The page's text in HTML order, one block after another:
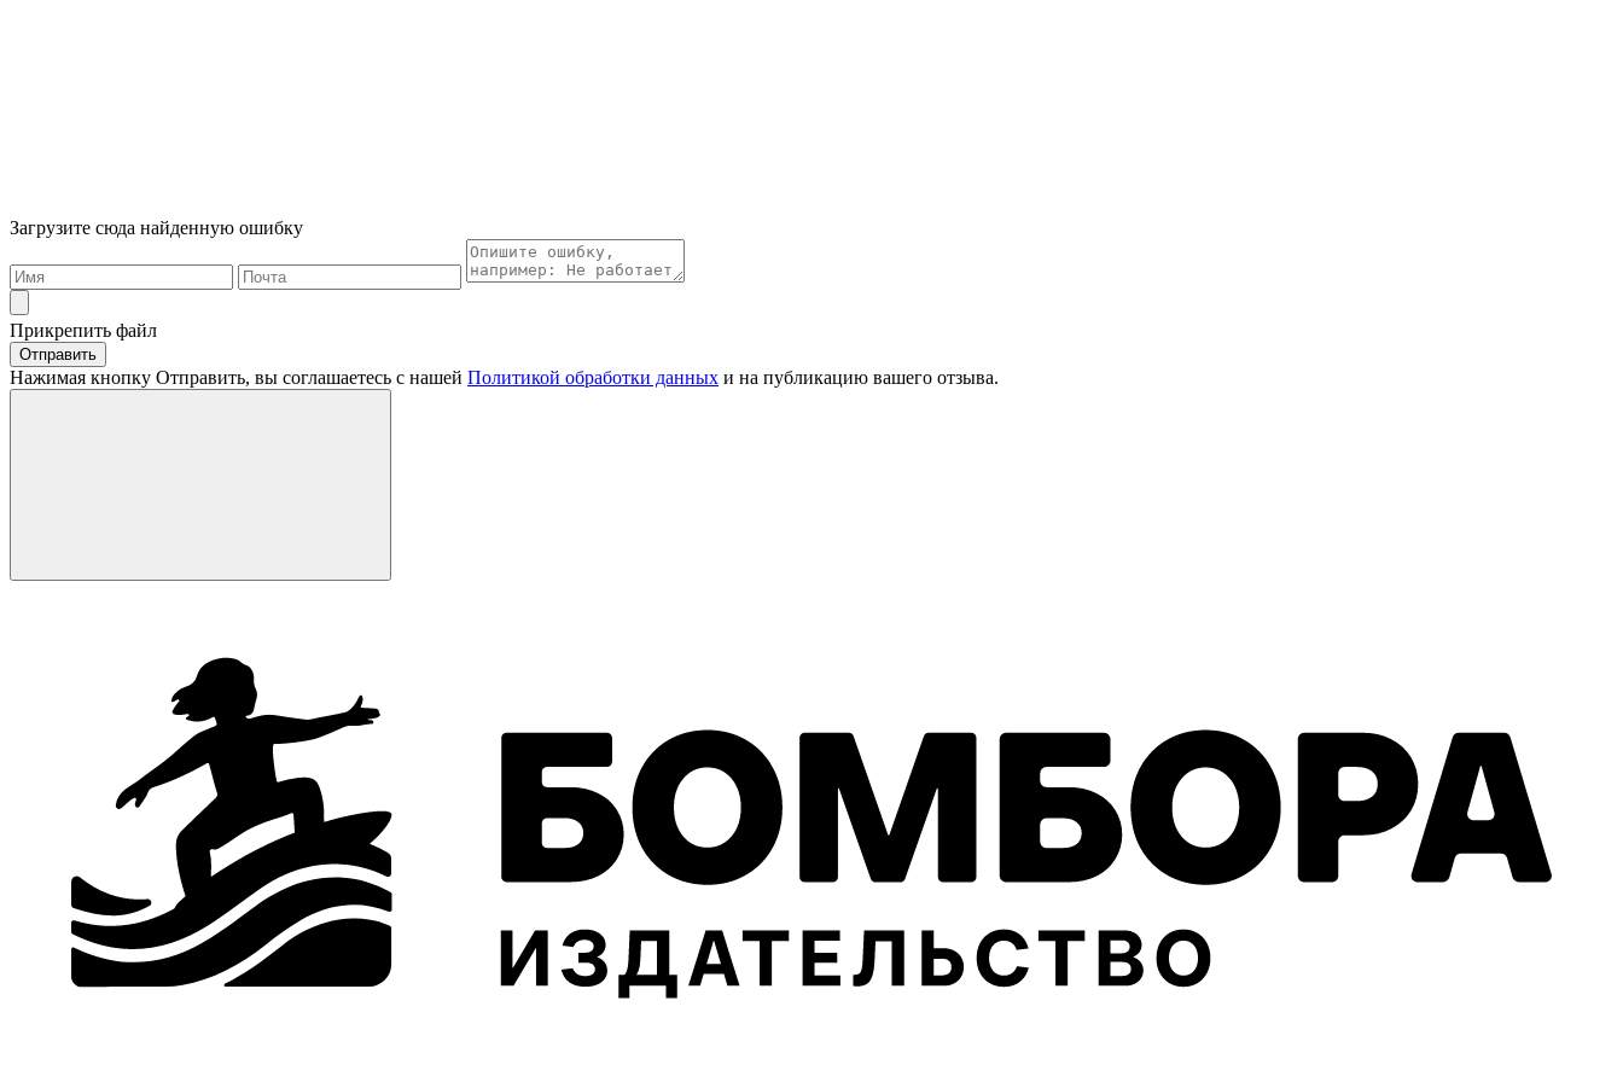
Загрузите сюда найденную ошибку
Прикрепить файл
Отправить
Нажимая кнопку Отправить, вы соглашаетесь с нашей Политикой обработки данных и на публикацию вашего отзыва.